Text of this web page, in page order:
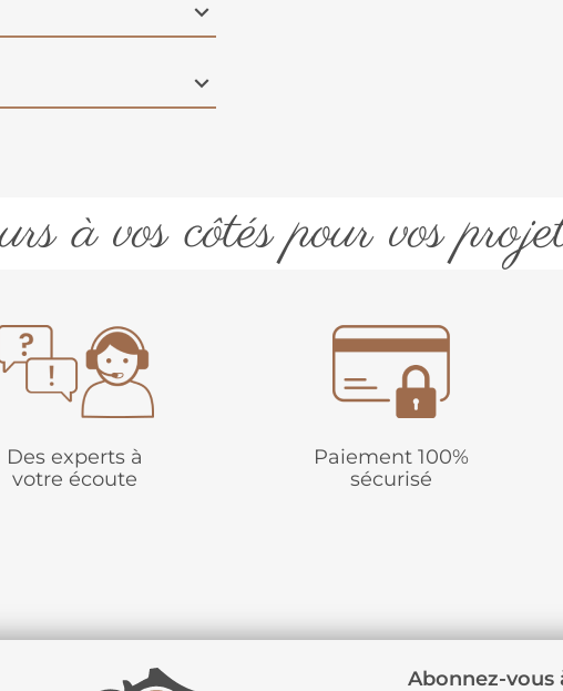
à vos côtés pour vos
Des experts à
votre écoute
Paiement 100%
sécurisé
Abonnez-